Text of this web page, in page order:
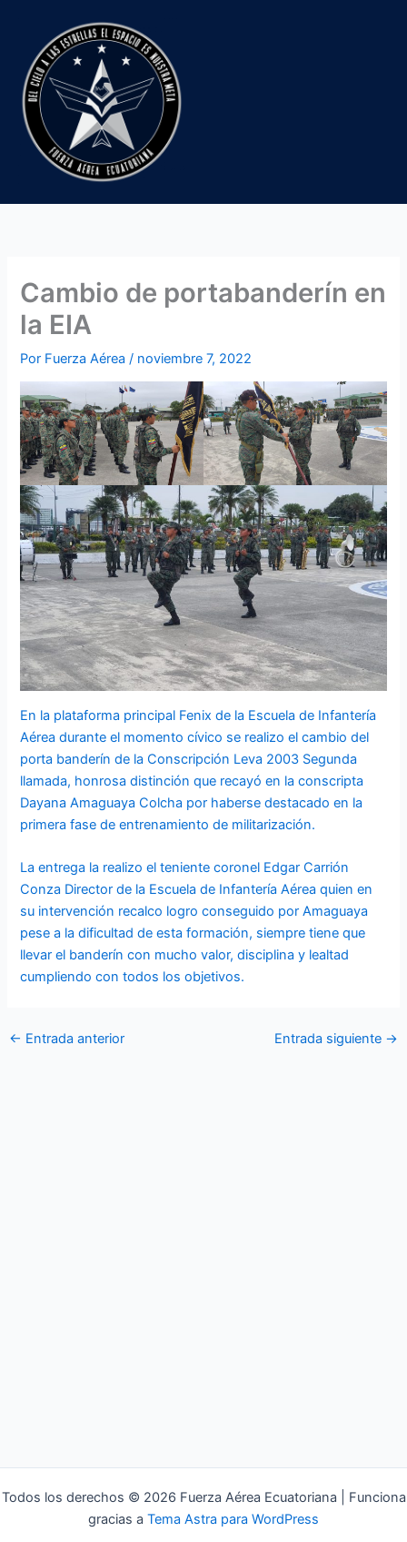
contenido
Cambio de portabanderín en
la EIA
Por Fuerza Aérea/ noviembre 7, 2022
En la plataforma principal Fenix de la Escuela de Infantería
Aérea durante el momento cívico se realizo el cambio del
porta banderín de la Conscripción Leva 2003 Segunda
llamada, honrosa distinción que recayó en la conscripta
Dayana Amaguaya Colcha por haberse destacado en la
primera fase de entrenamiento de militarización.
La entrega la realizo el teniente coronel Edgar Carrión
Conza Director de la Escuela de Infantería Aérea quien en
su intervención recalco logro conseguido por Amaguaya
pese a la dificultad de esta formación, siempre tiene que
llevar el banderín con mucho valor, disciplina y lealtad
cumpliendo con todos los objetivos.
← Entrada anterior Entrada siguiente →
Todos los derechos © 2026 Fuerza Aérea Ecuatoriana | Funciona
gracias a Tema Astra para WordPress